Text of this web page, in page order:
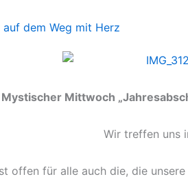
Mystischer Mittwoch
Wir treffen uns
offen für alle auch die, die